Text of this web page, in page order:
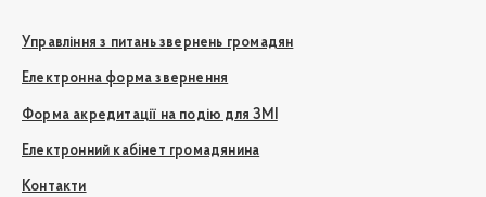
Управління з питань звернень громадян
Електронна форма звернення
Форма акредитації на подію для ЗМІ
Електронний кабінет громадянина
Контакти